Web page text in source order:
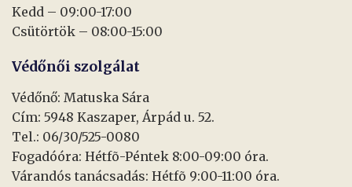
Kedd – 09:00-17:00
Csütörtök – 08:00-15:00
Védőnői szolgálat
Védőnő: Matuska Sára
Cím: 5948 Kaszaper, Árpád u. 52.
Tel.: 06/30/525-0080
Fogadóóra: Hétfõ-Péntek 8:00-09:00 óra.
Várandós tanácsadás: Hétfõ 9:00-11:00 óra.